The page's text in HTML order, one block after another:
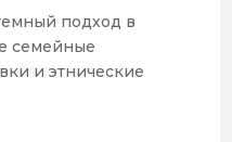
подход в
семейные
и этнические